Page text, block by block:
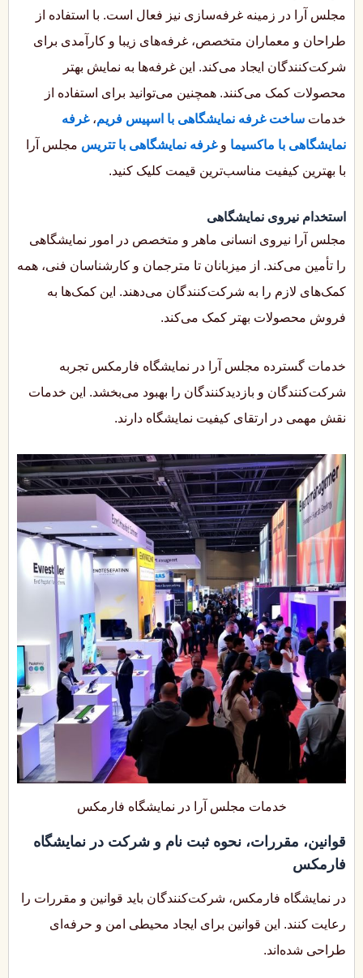
مجلس آرا در زمینه غرفه‌سازی نیز فعال است. با استفاده از
طراحان و معماران متخصص، غرفه‌های زیبا و کارآمدی برای
شرکت‌کنندگان ایجاد می‌کند. این غرفه‌ها به نمایش بهتر
محصولات کمک می‌کنند. همچنین می‌توانید برای استفاده از
خدمات ساخت غرفه نمایشگاهی با اسپیس فریم،غرفه
نمایشگاهی با ماکسیما وغرفه نمایشگاهی با تتریس مجلس آرا
با بهترین کیفیت مناسب‌ترین قیمت کلیک کنید.
استخدام نیروی نمایشگاهی
مجلس آرا نیروی انسانی ماهر و متخصص در امور نمایشگاهی
را تأمین می‌کند. از میزبانان تا مترجمان و کارشناسان فنی، همه
کمک‌های لازم را به شرکت‌کنندگان می‌دهند. این کمک‌ها به
فروش محصولات بهتر کمک می‌کند.
خدمات گسترده مجلس آرا در نمایشگاه فارمکس تجربه
شرکت‌کنندگان و بازدیدکنندگان را بهبود می‌بخشد. این خدمات
نقش مهمی در ارتقای کیفیت نمایشگاه دارند.
خدمات مجلس آرا در نمایشگاه فارمکس
قوانین، مقررات، نحوه ثبت نام و شرکت در نمایشگاه
فارمکس
در نمایشگاه فارمکس، شرکت‌کنندگان باید قوانین و مقررات را
رعایت کنند. این قوانین برای ایجاد محیطی امن و حرفه‌ای
طراحی شده‌اند.